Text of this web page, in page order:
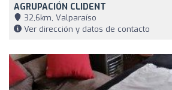
AGRUPACIÓN CLIDENT
32,6km, Valparaíso
Ver dirección y datos de contacto